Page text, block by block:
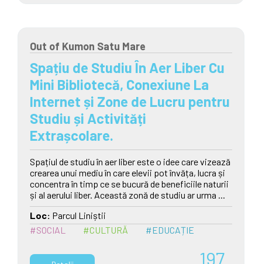
Out of Kumon Satu Mare
Spațiu de Studiu În Aer Liber Cu
Mini Bibliotecă, Conexiune La
Internet și Zone de Lucru pentru
Studiu și Activități
Extrașcolare.
Spațiul de studiu în aer liber este o idee care vizează
crearea unui mediu în care elevii pot învăța, lucra și
concentra în timp ce se bucură de beneficiile naturii
și al aerului liber. Această zonă de studiu ar urma ...
Loc: Parcul Liniștii
#SOCIAL
#CULTURĂ #EDUCAȚIE
197